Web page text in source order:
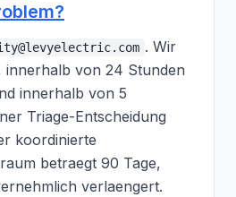
. Wir
von 24 Stunden
innerhalb von 5
Triage-Entscheidung
koordinierte
betraegt 90 Tage,
verlaengert.